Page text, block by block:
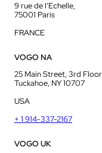
9 rue de l’Echelle,
75001 Paris
FRANCE
VOGO NA
25 Main Street, 3rd Floor
Tuckahoe, NY 10707
USA
+ 1 914-337-2167
VOGO UK